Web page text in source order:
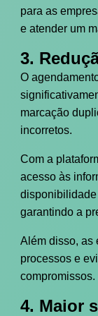
para as
e atender um
3.
O
marcação
incorretos.
Com a
acesso às
garantindo a
Além disso, as
processos e
compromissos.
4. Maior